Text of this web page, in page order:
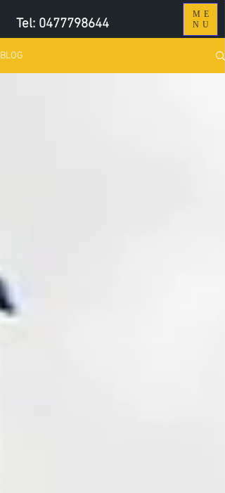
Tel: 0477798644
ME
NU
BLOG